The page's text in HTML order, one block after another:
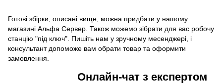
Готові збірки, описані вище, можна придбати у нашому
магазині Альфа Сервер. Також можемо зібрати для вас робочу
станцію "під ключ". Пишіть нам у зручному месенджері, і
консультант допоможе вам обрати товар та оформити
замовлення.
Онлайн-чат з експертом